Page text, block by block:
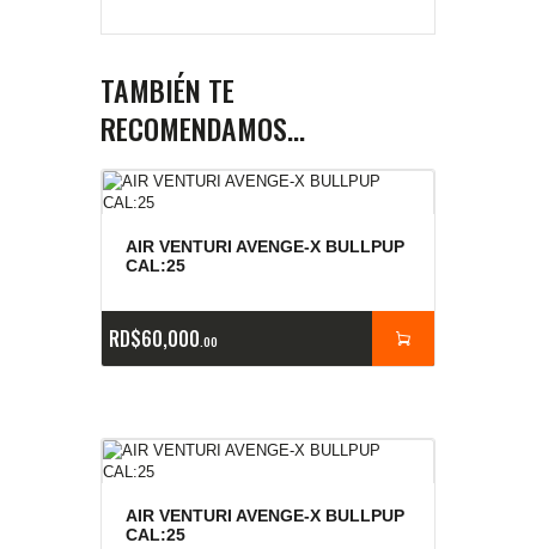
TAMBIÉN TE
RECOMENDAMOS…
AIR VENTURI AVENGE-X BULLPUP
CAL:25
RD$60,000 00
AIR VENTURI AVENGE-X BULLPUP
CAL:25